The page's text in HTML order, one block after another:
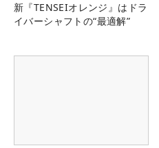
新『TENSEIオレンジ』はドラ
イバーシャフトの“最適解”